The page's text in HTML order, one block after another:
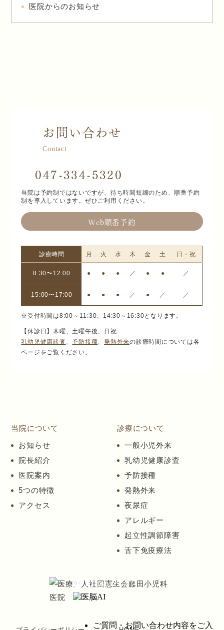
医院からのお知らせ
お問い合わせ
Contact
047-334-5320
当院は予約制ではないですが、待ち時間短縮のため、順番予約
制を導入しています。ぜひご利用ください。
Web順番予約
診療時間 月 火 水 木 金 土 日・祝
8:30〜12:00 ● ● ● ／ ● ● ／
15:00〜17:00 ● ● ● ／ ● ／ ／
※受付時間は8:00～11:30、14:30～16:30となります。
【休診日】木曜、土曜午後、日祝
乳幼児健康診査 、予防接種、発熱外来の診療時間については各
ページをご覧ください。
当院について
お知らせ
院長紹介
医院案内
5つの特徴
アクセス
診療について
一般小児外来
乳幼児健康診査
予防接種
発熱外来
夜尿症
アレルギー
起立性調節障害
舌下免疫療法